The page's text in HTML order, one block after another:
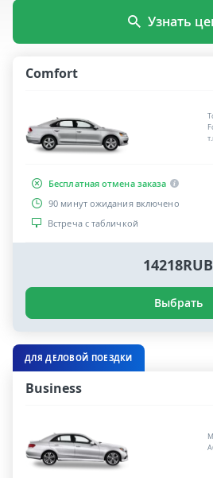
Узнать
Comfort
Бесплатная отмена заказа
90 минут ожидания включено
Встреча с табличкой
14218RUB
Выбрать
ДЛЯ ДЕЛОВОЙ ПОЕЗДКИ
Business